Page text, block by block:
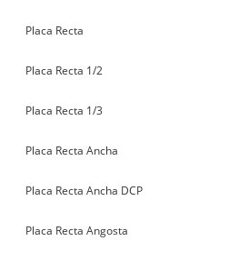
Placa Recta
Placa Recta 1/2
Placa Recta 1/3
Placa Recta Ancha
Placa Recta Ancha DCP
Placa Recta Angosta